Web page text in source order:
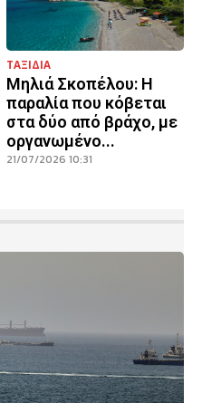
ΤΑΞΙΔΙΑ
Μηλιά Σκοπέλου: Η
παραλία που κόβεται
στα δύο από βράχο, με
οργανωμένο...
21/07/2026 10:31